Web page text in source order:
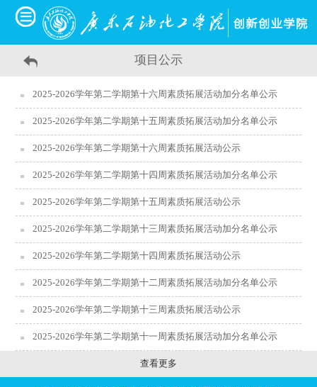
项目公示
2025-2026学年第二学期第十六周素质拓展活动加分名单公示
2025-2026学年第二学期第十五周素质拓展活动加分名单公示
2025-2026学年第二学期第十六周素质拓展活动公示
2025-2026学年第二学期第十四周素质拓展活动加分名单公示
2025-2026学年第二学期第十五周素质拓展活动公示
2025-2026学年第二学期第十三周素质拓展活动加分名单公示
2025-2026学年第二学期第十四周素质拓展活动公示
2025-2026学年第二学期第十二周素质拓展活动加分名单公示
2025-2026学年第二学期第十三周素质拓展活动公示
2025-2026学年第二学期第十一周素质拓展活动加分名单公示
查看更多